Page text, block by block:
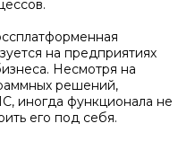
на предприятиях
Несмотря на
решений,
иногда функционала не
его под себя.